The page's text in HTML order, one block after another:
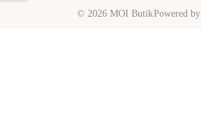
© 2026 MOI ButikPowered